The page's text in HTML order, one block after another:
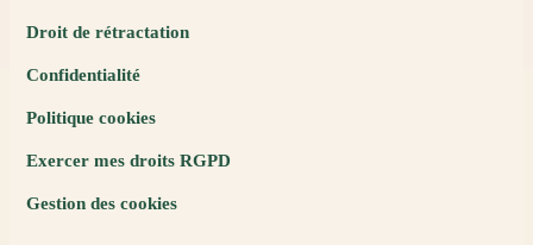
Droit de rétractation
Confidentialité
Politique cookies
Exercer mes droits RGPD
Gestion des cookies